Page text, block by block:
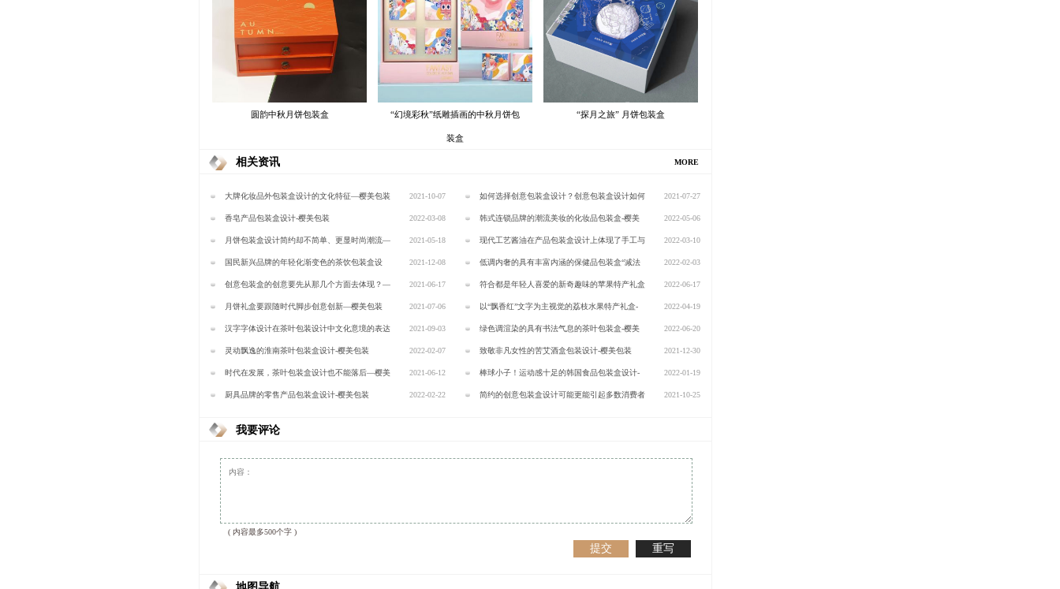
圆韵中秋月饼包装盒 “幻境彩秋”纸雕插画的中秋月饼包
装盒
“探月之旅” 月饼包装盒
相关资讯 MORE
大牌化妆品外包装盒设计的文化特征—樱美包装 2021-10-07 如何选择创意包装盒设计？创意包装盒设计如何
收费？—樱美包装
2021-07-27
香皂产品包装盒设计-樱美包装 2022-03-08 韩式连锁品牌的潮流美妆的化妆品包装盒-樱美
包装
2022-05-06
月饼包装盒设计简约却不简单、更显时尚潮流—
樱美包装
2021-05-18 现代工艺酱油在产品包装盒设计上体现了手工与
传统-樱美包装
2022-03-10
国民新兴品牌的年轻化渐变色的茶饮包装盒设
计-樱美包装
2021-12-08 低调内奢的具有丰富内涵的保健品包装盒“减法
设计”-樱美包装
2022-02-03
创意包装盒的创意要先从那几个方面去体现？—
樱美包装
2021-06-17 符合都是年轻人喜爱的新奇趣味的苹果特产礼盒
包装-樱美包装
2022-06-17
月饼礼盒要跟随时代脚步创意创新—樱美包装 2021-07-06 以“飘香红”文字为主视觉的荔枝水果特产礼盒-
樱美包装
2022-04-19
汉字字体设计在茶叶包装设计中文化意境的表达
上出现的问题—樱美包装
2021-09-03 绿色调渲染的具有书法气息的茶叶包装盒-樱美
包装
2022-06-20
灵动飘逸的淮南茶叶包装盒设计-樱美包装 2022-02-07 致敬非凡女性的苦艾酒盒包装设计-樱美包装 2021-12-30
时代在发展，茶叶包装盒设计也不能落后—樱美
包装
2021-06-12 棒球小子！运动感十足的韩国食品包装盒设计-
樱美包装
2022-01-19
厨具品牌的零售产品包装盒设计-樱美包装 2022-02-22 简约的创意包装盒设计可能更能引起多数消费者 2021-10-25
我要评论
( 内容最多500个字 )
提交 重写